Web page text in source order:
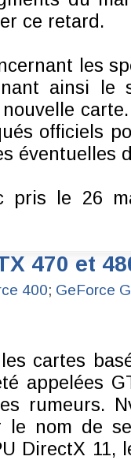
ce retard.
les
ainsi le
officiels
éventuelles
pris le 26
470 et
400; GeForce
cartes
appelées
rumeurs.
le nom de
DirectX 11,